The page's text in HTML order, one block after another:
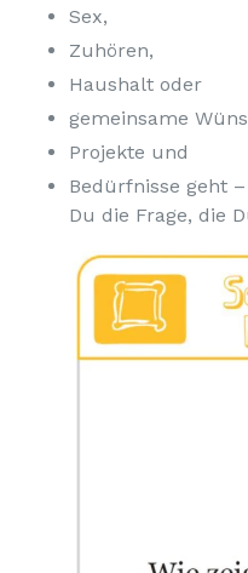
Sex,
Zuhören,
Haushalt oder
gemeinsame
Projekte und
Bedürfnisse geht
Du die Frage, die